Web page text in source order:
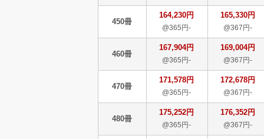
450冊
164,230円
@365円-
165,330円
@367円-
460冊
167,904円
@365円-
169,004円
@367円-
470冊
171,578円
@365円-
172,678円
@367円-
480冊
175,252円
@365円-
176,352円
@367円-